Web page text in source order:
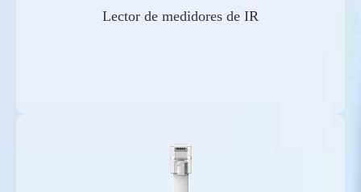
Lector de medidores de IR